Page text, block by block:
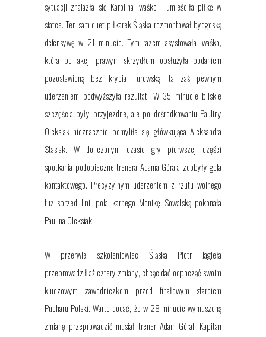
sytuacji znalazła się Karolina Iwaśko i umieściła piłkę w
siatce. Ten sam duet piłkarek Śląska rozmontował bydgoską
defensywę w 21 minucie. Tym razem asystowała Iwaśko,
która po akcji prawym skrzydłem obsłużyła podaniem
pozostawioną bez krycia Turowską, ta zaś pewnym
uderzeniem podwyższyła rezultat. W 35 minucie bliskie
szczęścia były przyjezdne, ale po dośrodkowaniu Pauliny
Oleksiak nieznacznie pomyliła się główkująca Aleksandra
Stasiak. W doliczonym czasie gry pierwszej części
spotkania podopieczne trenera Adama Górala zdobyły gola
kontaktowego. Precyzyjnym uderzeniem z rzutu wolnego
tuż sprzed linii pola karnego Monikę Sowalską pokonała
Paulina Oleksiak.
W przerwie szkoleniowiec Śląska Piotr Jagieła
przeprowadził aż cztery zmiany, chcąc dać odpocząć swoim
kluczowym zawodniczkom przed finałowym starciem
Pucharu Polski. Warto dodać, że w 28 minucie wymuszoną
zmianę przeprowadzić musiał trener Adam Góral. Kapitan